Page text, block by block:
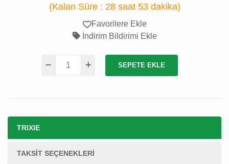
(Kalan Süre : 28 saat 53 dakika)
Favorilere Ekle
İndirim Bildirimi Ekle
SEPETE EKLE
TRIXIE
TAKSIT SEÇENEKLERI